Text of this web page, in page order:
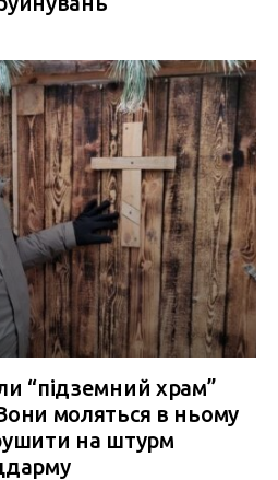
“підземний храм”
моляться в ньому
на штурм